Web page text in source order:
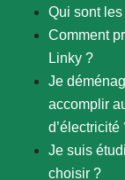
Qui sont
Comment
Linky ?
Je
accomplir
d’électricité
Je suis
choisir ?